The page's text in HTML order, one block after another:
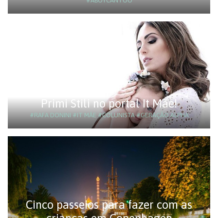
Primi Stili no portal It Mãe!
#RAFA DONINI #IT MÃE#COLUNISTA#GERAÇÃO ALPHA
Cinco passeios para fazer com as